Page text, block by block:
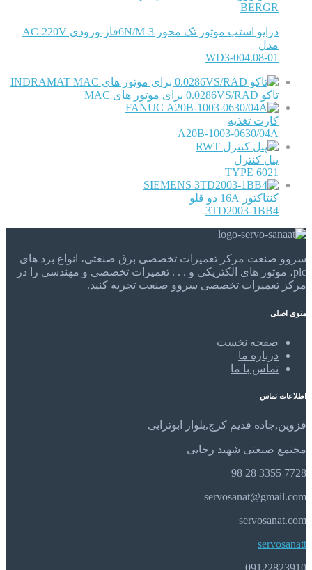
BERGR
درایو استپ موتور تک محور 6N/M-3فاز-ورودی AC-220V
مدل
WD3-004.08-01
INDRAMAT
تاکو 0.0286VS/RAD برای موتور های MAC
FANUC
کارت تغذیه
A20B-1003-0630/04A
RWT
پنل کنترل
TYPE 6021
SIEMENS
کنتاکتور 16A دو قلو
3TD2003-1BB4
سروو صنعت مرکز تعمیرات تخصصی برق صنعتی، انواع برد های
plc، موتور های الکتریکی و . . . تعمیرات تخصصی و مهندسی را در
مرکز تعمیرات تخصصی سروو صنعت تجربه کنید.
منوی اصلی
صفحه نخست
درباره ما
تماس با ما
اطلاعات تماس
قزوین,جاده قدیم کرج,بلوار ابوترابی
مجتمع صنعتی شهید رجایی
7728 3355 28 98+
servosanat@gmail.com
servosanat.com
servosanatt